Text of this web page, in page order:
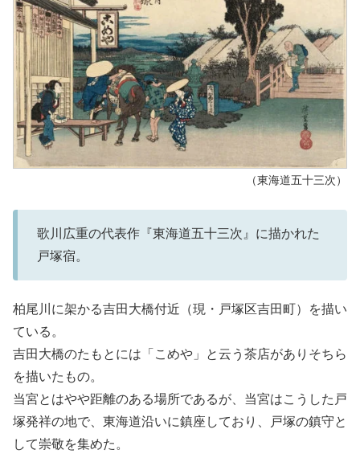
（東海道五十三次）
歌川広重の代表作『東海道五十三次』に描かれた
戸塚宿。
柏尾川に架かる吉田大橋付近（現・戸塚区吉田町）を描い
ている。
吉田大橋のたもとには「こめや」と云う茶店がありそちら
を描いたもの。
当宮とはやや距離のある場所であるが、当宮はこうした戸
塚発祥の地で、東海道沿いに鎮座しており、戸塚の鎮守と
して崇敬を集めた。